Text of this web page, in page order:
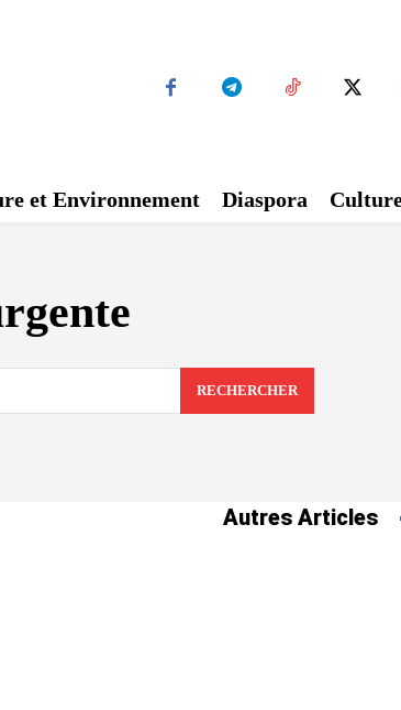
et Environnement Diaspora
RECHERCHER
Autres Articles